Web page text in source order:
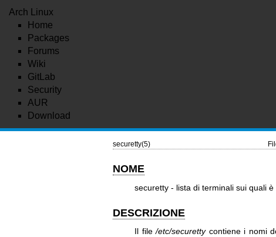
Arch Linux
Home
Packages
Forums
Wiki
GitLab
Security
AUR
Download
securetty(5)
NOME
securetty - lista di terminali sui quali
DESCRIZIONE
Il file/etc/securettycontiene i nomi